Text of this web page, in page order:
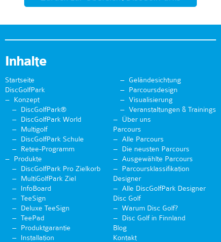
Inhalte
Startseite
DiscGolfPark
Konzept
DiscGolfPark®
DiscGolfPark World
Multigolf
DiscGolfPark Schule
Retee-Programm
Produkte
DiscGolfPark Pro Zielkorb
MultiGolfPark Ziel
InfoBoard
TeeSign
Deluxe TeeSign
TeePad
Produktgarantie
Installation
Geländesichtung
Parcoursdesign
Visualisierung
Veranstaltungen & Trainings
Über uns
Parcours
Alle Parcours
Die neusten Parcours
Ausgewählte Parcours
Parcoursklassifikation
Designer
Alle DiscGolfPark Designer
Disc Golf
Warum Disc Golf?
Disc Golf in Finnland
Blog
Kontakt